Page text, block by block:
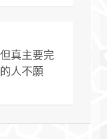
真主要完
人不願